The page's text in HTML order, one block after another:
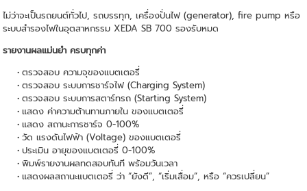
ไม่ว่าจะเป็นรถยนต์ทั่วไป, รถบรรทุก, เครื่องปั่นไฟ (generator), fire pump หรือ
ระบบสำรองไฟในอุตสาหกรรม XEDA SB 700 รองรับหมด
รายงานผลแม่นยำ ครบทุกค่า
ตรวจสอบ ความจุของแบตเตอรี่
ตรวจสอบ ระบบการชาร์จไฟ (Charging System)
ตรวจสอบ ระบบการสตาร์ทรถ (Starting System)
แสดง ค่าความต้านทานภายใน ของแบตเตอรี่
แสดง สถานะการชาร์จ 0-100%
วัด แรงดันไฟฟ้า (Voltage) ของแบตเตอรี่
ประเมิน อายุของแบตเตอรี่ 0-100%
พิมพ์รายงานผลทดสอบทันที พร้อมวันเวลา
แสดงผลสถานะแบตเตอรี่ ว่า “ยังดี”, “เริ่มเสื่อม”, หรือ “ควรเปลี่ยน”